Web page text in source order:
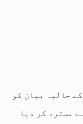
حالیہ بیان کو
مسترد کر دیا